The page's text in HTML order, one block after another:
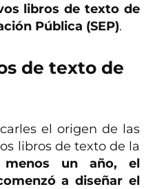
libros de texto de
Pública (SEP).
de texto de
el origen de las
libros de texto de la
un año, el
a diseñar el